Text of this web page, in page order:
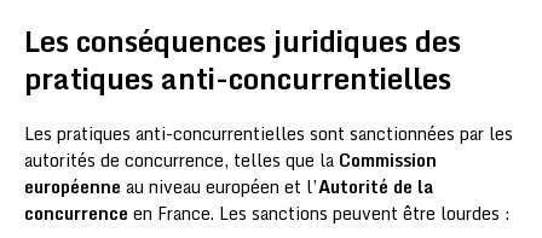
Les conséquences juridiques des
pratiques anti-concurrentielles
Les pratiques anti-concurrentielles sont sanctionnées par les
autorités de concurrence, telles que la Commission
européenne au niveau européen et l’Autorité de la
concurrence en France. Les sanctions peuvent être lourdes :